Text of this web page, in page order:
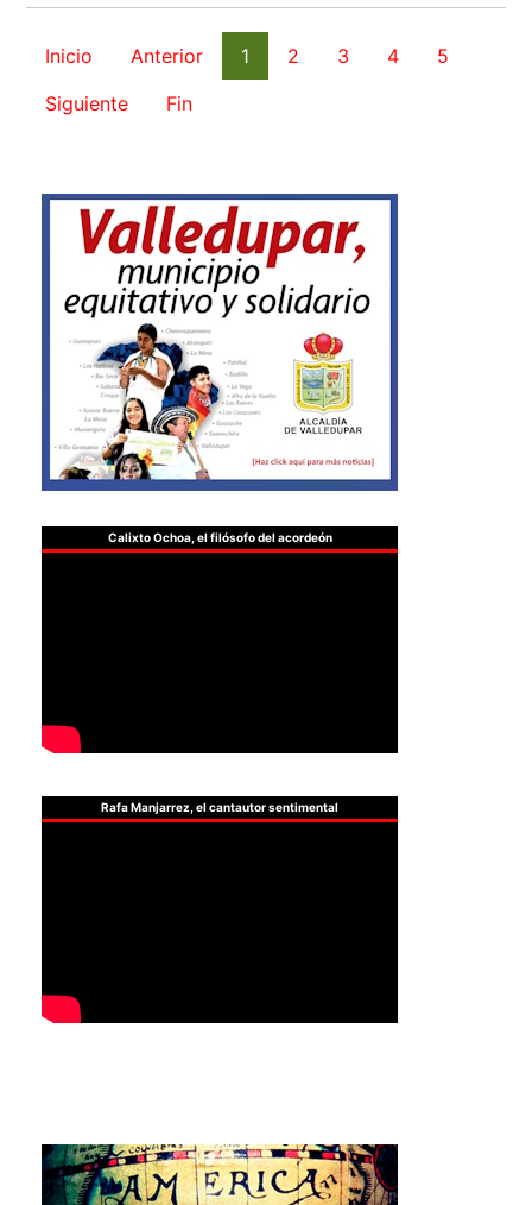
Inicio Anterior 1 2 3 4
5
Siguiente
Fin
Calixto Ochoa, el filósofo del acordeón
Rafa Manjarrez, el cantautor sentimental